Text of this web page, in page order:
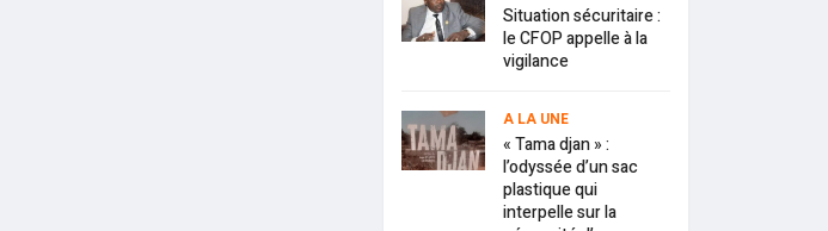
Situation sécuritaire :
le CFOP appelle à la
vigilance
A LA UNE
« Tama djan » :
l’odyssée d’un sac
plastique qui
interpelle sur la